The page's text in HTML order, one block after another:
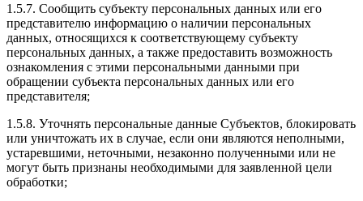
1.5.7. Сообщить субъекту персональных данных или его
представителю информацию о наличии персональных
данных, относящихся к соответствующему субъекту
персональных данных, а также предоставить возможность
ознакомления с этими персональными данными при
обращении субъекта персональных данных или его
представителя;
1.5.8. Уточнять персональные данные Субъектов, блокировать
или уничтожать их в случае, если они являются неполными,
устаревшими, неточными, незаконно полученными или не
могут быть признаны необходимыми для заявленной цели
обработки;